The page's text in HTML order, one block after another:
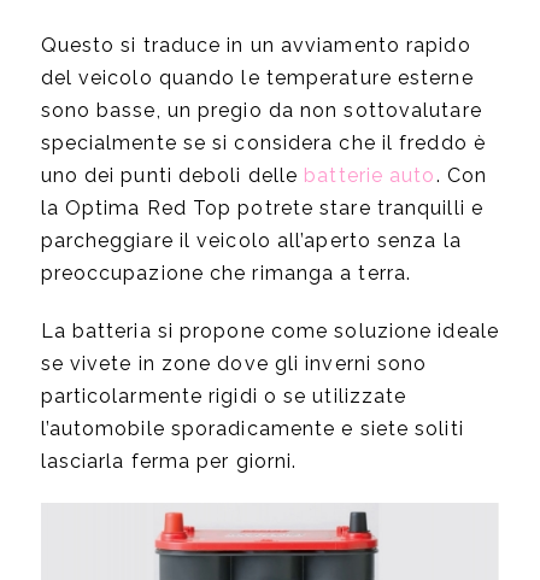
Questo si traduce in un avviamento rapido
del veicolo quando le temperature esterne
sono basse, un pregio da non sottovalutare
specialmente se si considera che il freddo è
uno dei punti deboli delle batterie auto. Con
la Optima Red Top potrete stare tranquilli e
parcheggiare il veicolo all’aperto senza la
preoccupazione che rimanga a terra.
La batteria si propone come soluzione ideale
se vivete in zone dove gli inverni sono
particolarmente rigidi o se utilizzate
l’automobile sporadicamente e siete soliti
lasciarla ferma per giorni.